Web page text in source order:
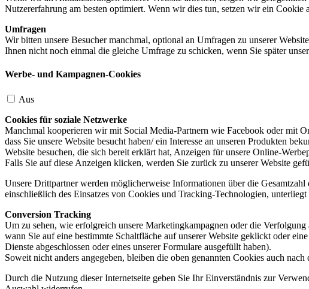
Nutzererfahrung am besten optimiert. Wenn wir dies tun, setzen wir ein
Umfragen
Wir bitten unsere Besucher manchmal, optional an Umfragen zu unserer
Ihnen nicht noch einmal die gleiche Umfrage zu schicken, wenn Sie später
Werbe- und Kampagnen-Cookies
Aus
Cookies für soziale Netzwerke
Manchmal kooperieren wir mit Social Media-Partnern wie Facebook oder mit
dass Sie unsere Website besucht haben/ ein Interesse an unseren Produkten
Website besuchen, die sich bereit erklärt hat, Anzeigen für unsere Online-
Falls Sie auf diese Anzeigen klicken, werden Sie zurück zu unserer Website
Unsere Drittpartner werden möglicherweise Informationen über die
einschließlich des Einsatzes von Cookies und Tracking-Technologien,
Conversion Tracking
Um zu sehen, wie erfolgreich unsere Marketingkampagnen oder die
wann Sie auf eine bestimmte Schaltfläche auf unserer Website geklickt oder
Dienste abgeschlossen oder eines unserer Formulare ausgefüllt haben).
Soweit nicht anders angegeben, bleiben die oben genannten Cookies auch
Durch die Nutzung dieser Internetseite geben Sie Ihr Einverständnis zur